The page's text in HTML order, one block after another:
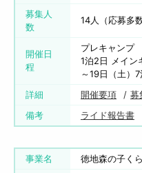
募集人
数
14人（応募多
開催日
程
プレキャンプ
1泊2日 メイン
～19日（土）7
詳細
開催要項 募
備考
ライド報告書
事業名 徳地森の子く